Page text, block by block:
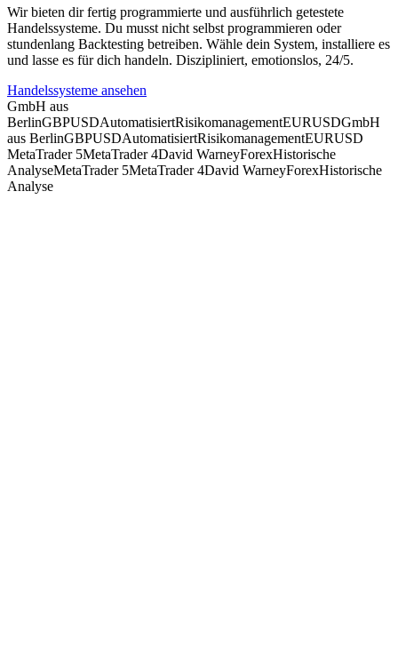
Wir bieten dir fertig programmierte und ausführlich getestete
Handelssysteme. Du musst nicht selbst programmieren oder
stundenlang Backtesting betreiben. Wähle dein System, installiere es
und lasse es für dich handeln. Diszipliniert, emotionslos, 24/5.
Handelssysteme ansehen
GmbH aus
BerlinGBPUSDAutomatisiertRisikomanagementEURUSDGmbH
aus BerlinGBPUSDAutomatisiertRisikomanagementEURUSD
MetaTrader 5MetaTrader 4David WarneyForexHistorische
AnalyseMetaTrader 5MetaTrader 4David WarneyForexHistorische
Analyse